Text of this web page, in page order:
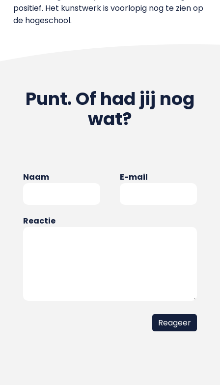
positief. Het kunstwerk is voorlopig nog te zien op
de hogeschool.
Punt. Of had jij nog
wat?
Naam E-mail
Reactie